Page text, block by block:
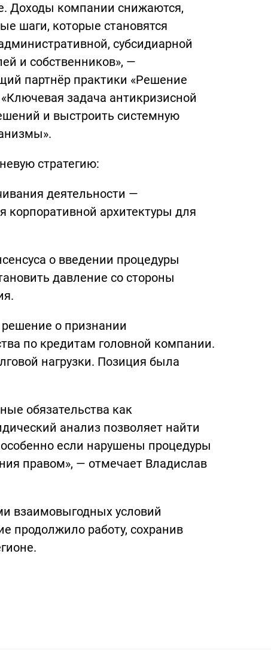
Доходы компании снижаются,
шаги, которые становятся
субсидиарной
и собственников», —
партнёр практики «Решение
задача антикризисной
и выстроить системную
стратегию:
деятельности —
корпоративной архитектуры для
о введении процедуры
давление со стороны
о признании
по кредитам головной компании.
нагрузки. Позиция была
обязательства как
анализ позволяет найти
если нарушены процедуры
правом», — отмечает Владислав
взаимовыгодных условий
продолжило работу, сохранив